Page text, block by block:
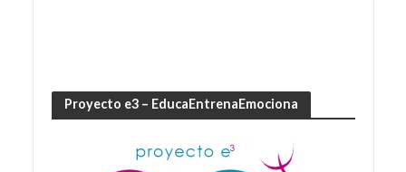
Proyecto e3 – EducaEntrenaEmociona